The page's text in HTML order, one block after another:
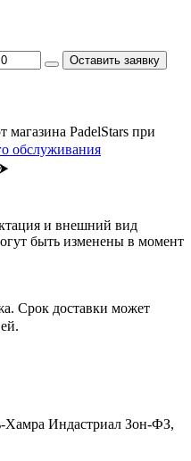
Оставить заявку
магазина PadelStars при
обслуживания
и внешний вид
быть изменены в момент
Срок доставки может
Индастриал Зон-ФЗ,